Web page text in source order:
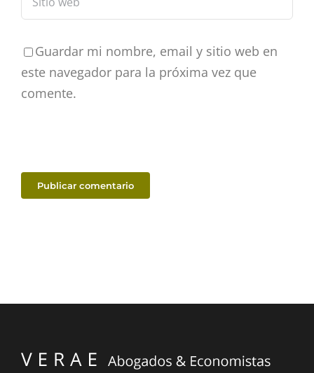
Guardar mi nombre, email y sitio web en
este navegador para la próxima vez que
comente.